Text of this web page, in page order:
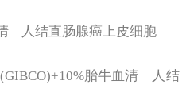
人结直肠腺癌上皮细胞
胎牛血清 人结